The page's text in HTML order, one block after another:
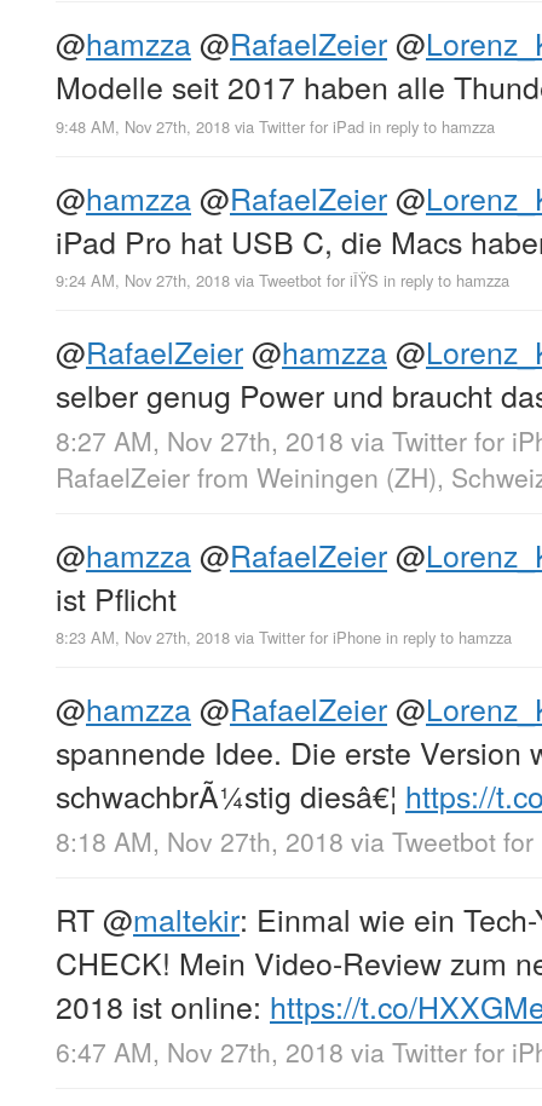
@hamzza@RafaelZeier@
Modelle seit 2017 haben alle
9:48 AM, Nov 27th, 2018 via Twitter for iPad in reply to hamzza
@hamzza@RafaelZeier@
iPad Pro hat USB C, die Macs
9:24 AM, Nov 27th, 2018 via Tweetbot for iÎŸS in reply to hamzza
@RafaelZeier@hamzza@
selber genug Power und braucht
8:27 AM, Nov 27th, 2018 via Twitter for
RafaelZeier from Weiningen (ZH),
@hamzza@RafaelZeier@
ist Pflicht
8:23 AM, Nov 27th, 2018 via Twitter for iPhone in reply to hamzza
@hamzza@RafaelZeier@
spannende Idee. Die erste Version
schwachbrÃ¼stig diesâ€¦ https://
8:18 AM, Nov 27th, 2018 via Tweetbot for
RT@maltekir: Einmal wie ein
CHECK! Mein Video-Review zum
2018 ist online: https://t.co/
6:47 AM, Nov 27th, 2018 via Twitter for